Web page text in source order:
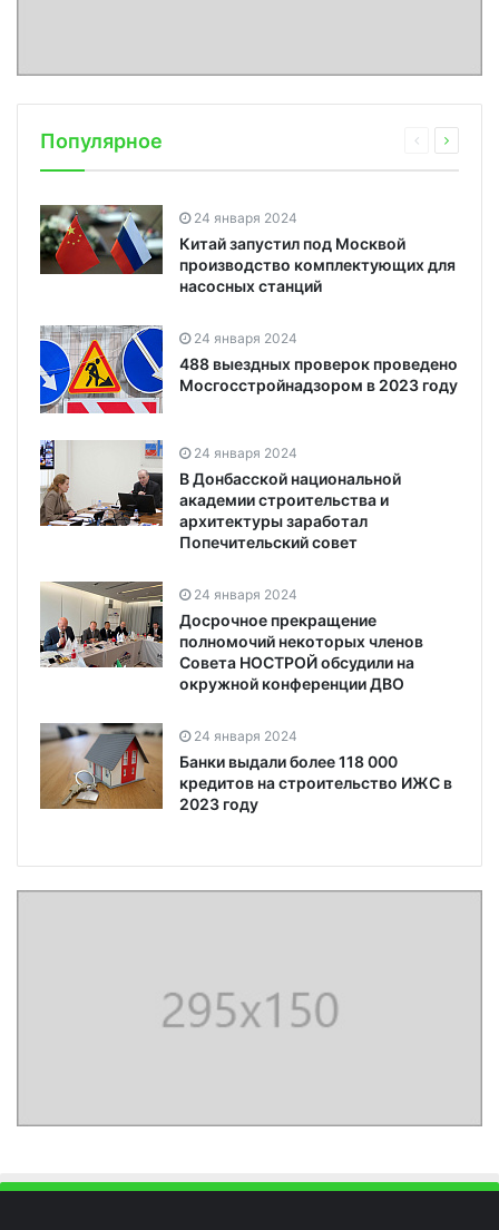
Популярное
24 января 2024
Китай запустил под Москвой
производство комплектующих для
насосных станций
24 января 2024
488 выездных проверок проведено
Мосгосстройнадзором в 2023 году
24 января 2024
В Донбасской национальной
академии строительства и
архитектуры заработал
Попечительский совет
24 января 2024
Досрочное прекращение
полномочий некоторых членов
Совета НОСТРОЙ обсудили на
окружной конференции ДВО
24 января 2024
Банки выдали более 118 000
кредитов на строительство ИЖС в
2023 году